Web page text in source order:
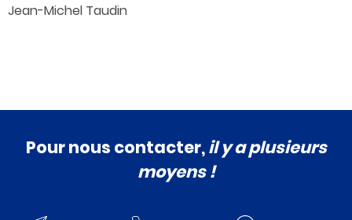
Jean-Michel Taudin
Pour nous contacter,il y a plusieurs
moyens !